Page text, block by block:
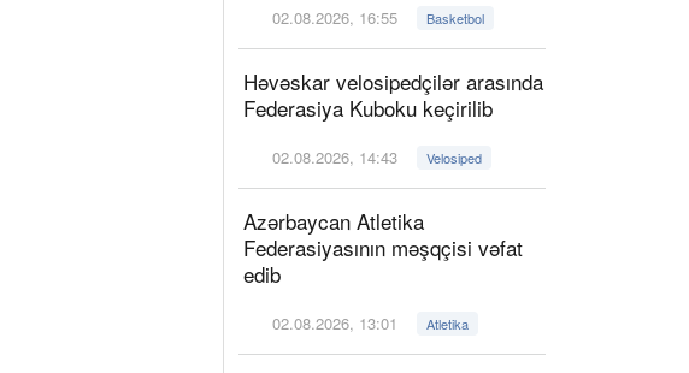
02.08.2026, 16:55 Basketbol
Həvəskar velosipedçilər arasında
Federasiya Kuboku keçirilib
02.08.2026, 14:43 Velosiped
Azərbaycan Atletika
Federasiyasının məşqçisi vəfat
edib
02.08.2026, 13:01 Atletika